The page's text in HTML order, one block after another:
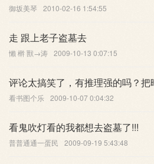
御坂美琴 2010-02-16 1:54:55
走 跟上老子盗墓去
懶 檊 獸→涛 2009-10-13 0:07:15
评论太搞笑了，有推理强的吗？把
看书图个乐 2009-10-07 0:04:32
看鬼吹灯看的我都想去盗墓了!!!
普普通通一蛋民 2009-09-19 5:43:48